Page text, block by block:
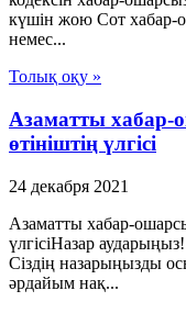
күшін жою Сот хабар-
немес...
Толық оқу »
Азаматты хабар-
өтініштің үлгісі
24 декабря 2021
Азаматты хабар-
үлгісіНазар
Сіздің назарыңызды
әрдайым нақ...